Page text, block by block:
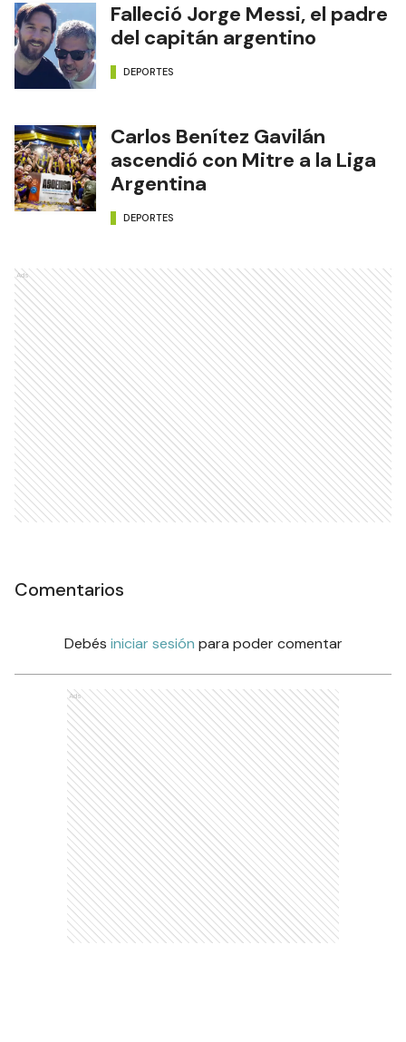
Falleció Jorge Messi, el padre
del capitán argentino
DEPORTES
Carlos Benítez Gavilán
ascendió con Mitre a la Liga
Argentina
DEPORTES
Ads
Comentarios
Debés iniciar sesión para poder comentar
Ads